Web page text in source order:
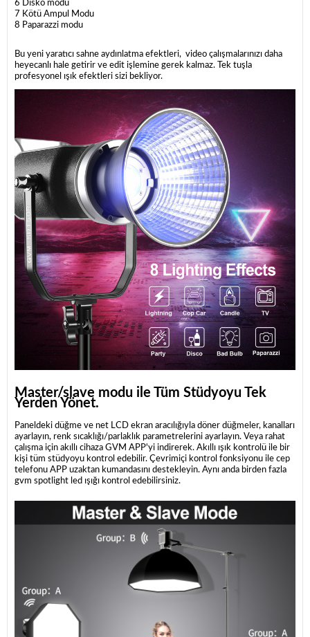
6 Disko modu
7 Kötü Ampul Modu
8 Paparazzi modu
Bu yeni yaratıcı sahne aydınlatma efektleri, video çalışmalarınızı daha
heyecanlı hale getirir ve edit işlemine gerek kalmaz. Tek tuşla
profesyonel ışık efektleri sizi bekliyor.
Master/slave modu ile Tüm Stüdyoyu Tek
Yerden Yönet.
Paneldeki düğme ve net LCD ekran aracılığıyla döner düğmeler, kanalları
ayarlayın, renk sıcaklığı/parlaklık parametrelerini ayarlayın. Veya rahat
çalışma için akıllı cihaza GVM APP'yi indirerek. Akıllı ışık kontrolü ile bir
kişi tüm stüdyoyu kontrol edebilir. Çevrimiçi kontrol fonksiyonu ile cep
telefonu APP uzaktan kumandasını destekleyin. Aynı anda birden fazla
gvm spotlight led ışığı kontrol edebilirsiniz.